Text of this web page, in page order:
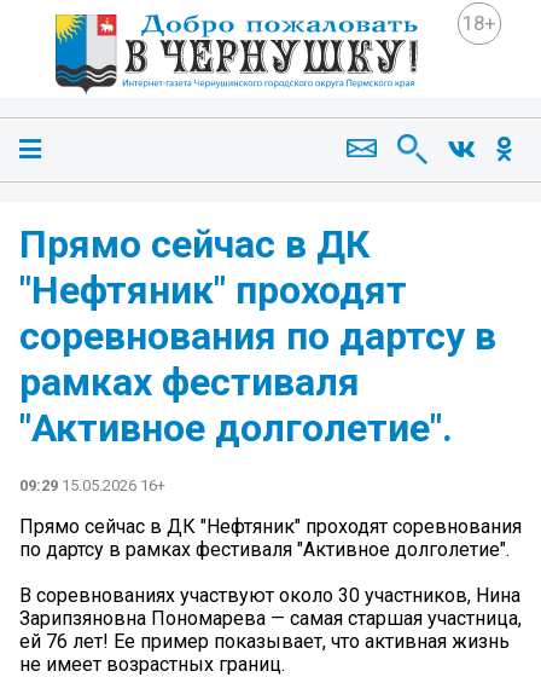
18+
Прямо сейчас в ДК
"Нефтяник" проходят
соревнования по дартсу в
рамках фестиваля
"Активное долголетие".
09:29 15.05.2026 16+
Прямо сейчас в ДК "Нефтяник" проходят соревнования
по дартсу в рамках фестиваля "Активное долголетие".
В соревнованиях участвуют около 30 участников, Нина
Зарипзяновна Пономарева — самая старшая участница,
ей 76 лет! Ее пример показывает, что активная жизнь
не имеет возрастных границ.